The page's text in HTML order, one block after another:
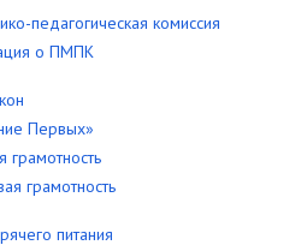
педагогическая комиссия
о ПМПК
Первых»
грамотность
грамотность
питания